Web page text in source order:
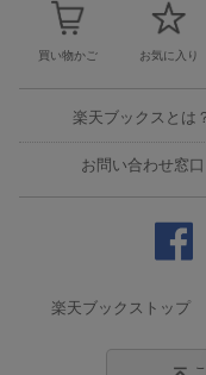
買い物かご お気に入り
楽天ブックスとは
お問い合わせ窓口
楽天ブックストップ